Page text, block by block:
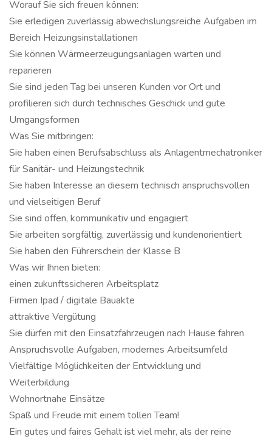
Worauf Sie sich freuen können:
Sie erledigen zuverlässig abwechslungsreiche Aufgaben im
Bereich Heizungsinstallationen
Sie können Wärmeerzeugungsanlagen warten und
reparieren
Sie sind jeden Tag bei unseren Kunden vor Ort und
profilieren sich durch technisches Geschick und gute
Umgangsformen
Was Sie mitbringen:
Sie haben einen Berufsabschluss als Anlagentmechatroniker
für Sanitär- und Heizungstechnik
Sie haben Interesse an diesem technisch anspruchsvollen
und vielseitigen Beruf
Sie sind offen, kommunikativ und engagiert
Sie arbeiten sorgfältig, zuverlässig und kundenorientiert
Sie haben den Führerschein der Klasse B
Was wir Ihnen bieten:
einen zukunftssicheren Arbeitsplatz
Firmen Ipad / digitale Bauakte
attraktive Vergütung
Sie dürfen mit den Einsatzfahrzeugen nach Hause fahren
Anspruchsvolle Aufgaben, modernes Arbeitsumfeld
Vielfältige Möglichkeiten der Entwicklung und
Weiterbildung
Wohnortnahe Einsätze
Spaß und Freude mit einem tollen Team!
Ein gutes und faires Gehalt ist viel mehr, als der reine